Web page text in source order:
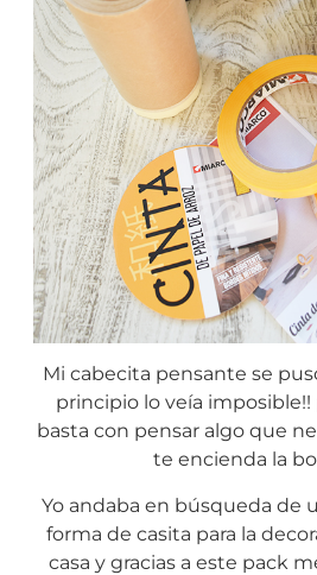
Mi cabecita pensante se
principio lo veía imposible!!
basta con pensar algo que
te encienda la
Yo andaba en búsqueda de
forma de casita para la
casa y gracias a este pack